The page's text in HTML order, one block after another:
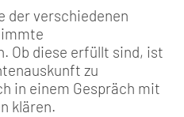
der verschiedenen
Ob diese erfüllt sind, ist
zu
in einem Gespräch mit
klären.